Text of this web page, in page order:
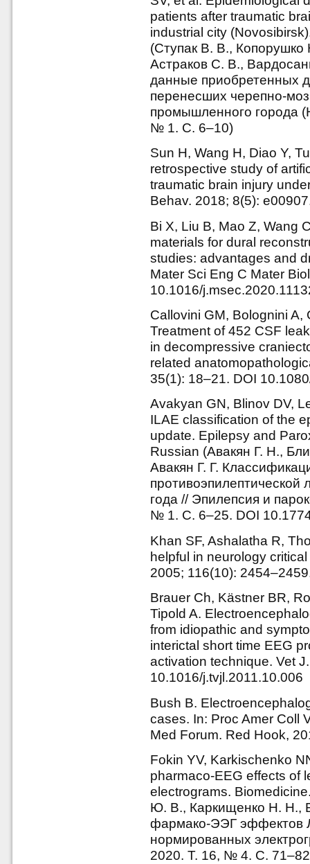
patients after traumatic
industrial city
(Ступак В. В.,
Астраков С. В.,
данные приобретенных
перенесших черепно-
промышленного города
№ 1. С. 6–10)
Sun H, Wang H, Diao Y,
retrospective study of
traumatic brain injury
Behav. 2018; 8(5):
Bi X, Liu B, Mao Z, Wang
materials for dural
studies: advantages and
Mater Sci Eng C Mater
10.1016/
Callovini GM, Bolognini A,
Treatment of 452 CSF
in decompressive
related
35(1): 18–21. DOI
Avakyan GN, Blinov DV,
ILAE classification of the
update. Epilepsy and
Russian (Авакян Г. Н.,
Авакян Г. Г.
противоэпилептической
года // Эпилепсия и
№ 1. С. 6–25. DOI
Khan SF, Ashalatha R,
helpful in neurology
2005; 116(10):
Brauer Ch, Kästner BR,
Tipold A.
from idiopathic and
interictal short time EEG
activation technique. Vet
10.1016/j.tvjl.2011.10.006
Bush B.
cases. In: Proc Amer Coll
Med Forum. Red Hook,
Fokin YV, Karkischenko
pharmaco-EEG effects of
electrograms.
Ю. В., Каркищенко Н. Н.,
фармако-ЭЭГ эффектов
нормированных
2020. Т. 16, № 4. С.